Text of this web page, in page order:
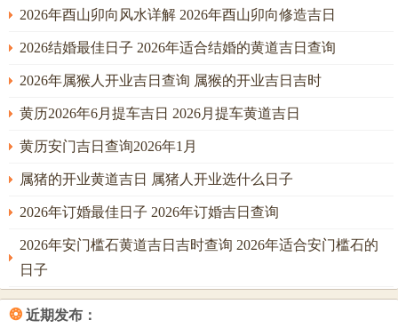
若命局中原本水气不足。无水调候，则更显燥烈，争执频
发；未婚者谈婚论嫁，择吉日尤为关键，需避开「冲猴」还
有「刑害」之日，并挑选夫妻宫与谐、官星或夫星得位之良
慎，恐有友人变损友，或因讲义气而破财。
日常交往，宜多与属鼠、属龙者亲近，申子辰三合水局，可
补救命局所需之水，带来清凉与智慧，若与属虎、属猪者共
事，虽各有缘法，然寅申冲、申亥害，合作之初便应约法三
属猴人2026年健康家宅：金受火克，慎养心神
健康之要，首在五行平衡，申金对应肺部，呼吸道、大肠，
2026年酉山卯向风水详解 2026年酉山卯向修造吉日
2026结婚最佳日子 2026年适合结婚的黄道吉日查询
2026年属猴人开业吉日查询 属猴的开业吉日吉时
黄历2026年6月提车吉日 2026月提车黄道吉日
黄历安门吉日查询2026年1月
属猪的开业黄道吉日 属猪人开业选什么日子
2026年订婚最佳日子 2026年订婚吉日查询
2026年安门槛石黄道吉日吉时查询 2026年适合安门槛石的
日子
❂ 近期发布：